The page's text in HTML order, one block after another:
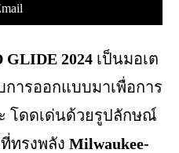
GLIDE 2024 เป็นมอเต
ารออกแบบมาเพื่อการ
โดดเด่นด้วยรูปลักษณ์
ทรงพลัง Milwaukee-